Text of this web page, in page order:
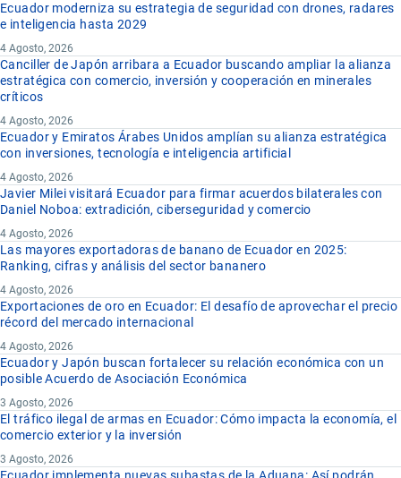
Ecuador moderniza su estrategia de seguridad con drones, radares
e inteligencia hasta 2029
4 Agosto, 2026
Canciller de Japón arribara a Ecuador buscando ampliar la alianza
estratégica con comercio, inversión y cooperación en minerales
críticos
4 Agosto, 2026
Ecuador y Emiratos Árabes Unidos amplían su alianza estratégica
con inversiones, tecnología e inteligencia artificial
4 Agosto, 2026
Javier Milei visitará Ecuador para firmar acuerdos bilaterales con
Daniel Noboa: extradición, ciberseguridad y comercio
4 Agosto, 2026
Las mayores exportadoras de banano de Ecuador en 2025:
Ranking, cifras y análisis del sector bananero
4 Agosto, 2026
Exportaciones de oro en Ecuador: El desafío de aprovechar el precio
récord del mercado internacional
4 Agosto, 2026
Ecuador y Japón buscan fortalecer su relación económica con un
posible Acuerdo de Asociación Económica
3 Agosto, 2026
El tráfico ilegal de armas en Ecuador: Cómo impacta la economía, el
comercio exterior y la inversión
3 Agosto, 2026